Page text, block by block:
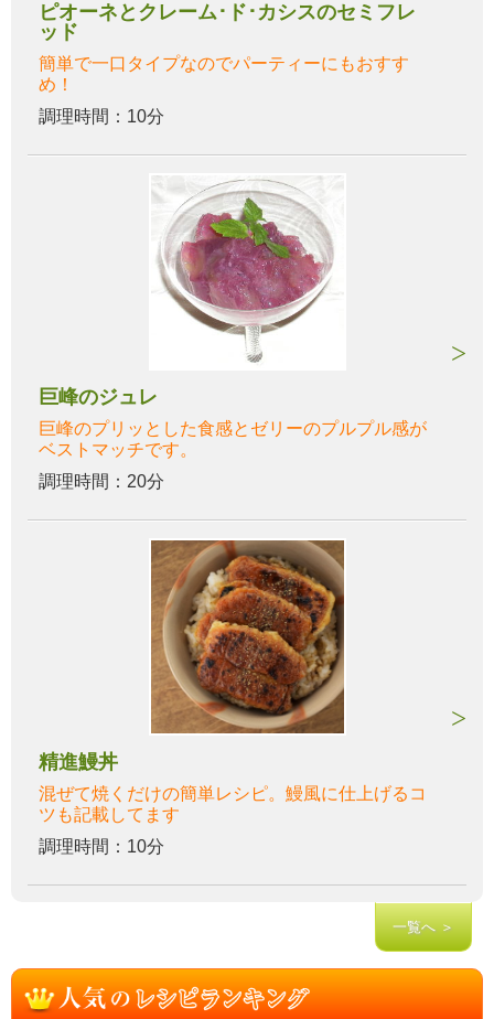
ピオーネとクレーム･ド･カシスのセミフレ
ッド
簡単で一口タイプなのでパーティーにもおすす
め！
調理時間：10分
巨峰のジュレ
巨峰のプリッとした食感とゼリーのプルプル感が
ベストマッチです。
調理時間：20分
精進鰻丼
混ぜて焼くだけの簡単レシピ。鰻風に仕上げるコ
ツも記載してます
調理時間：10分
一覧へ ＞